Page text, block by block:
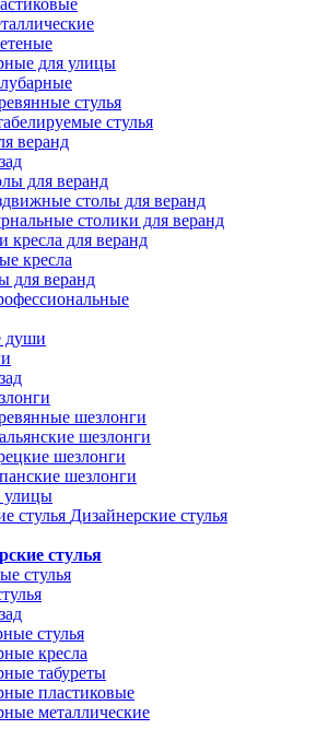
для улицы
стулья
стулья
веранд
для веранд
столы для веранд
столики для веранд
кресла для веранд
кресла
для веранд
души
шезлонги
шезлонги
шезлонги
шезлонги
улицы
Дизайнерские стулья
стулья
стулья
стулья
кресла
табуреты
пластиковые
металлические